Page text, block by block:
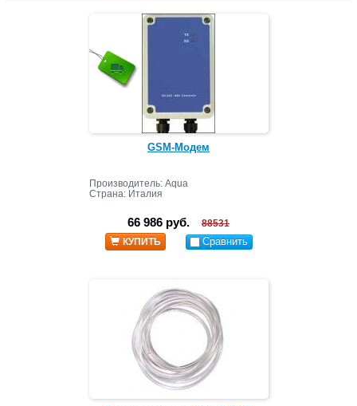
GSM-Модем
Производитель: Aqua
Страна: Италия
66 986 руб.
88531
КУПИТЬ
Сравнить